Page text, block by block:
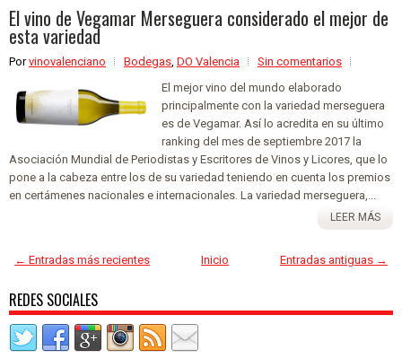
El vino de Vegamar Merseguera considerado el mejor de
esta variedad
Porvinovalenciano Bodegas, DO Valencia
Sin comentarios
El mejor vino del mundo elaborado
principalmente con la variedad merseguera
es de Vegamar. Así lo acredita en su último
ranking del mes de septiembre 2017 la
Asociación Mundial de Periodistas y Escritores de Vinos y Licores, que lo
pone a la cabeza entre los de su variedad teniendo en cuenta los premios
en certámenes nacionales e internacionales. La variedad merseguera,...
LEER MÁS
← Entradas más recientes Entradas antiguas →
Inicio
REDES SOCIALES